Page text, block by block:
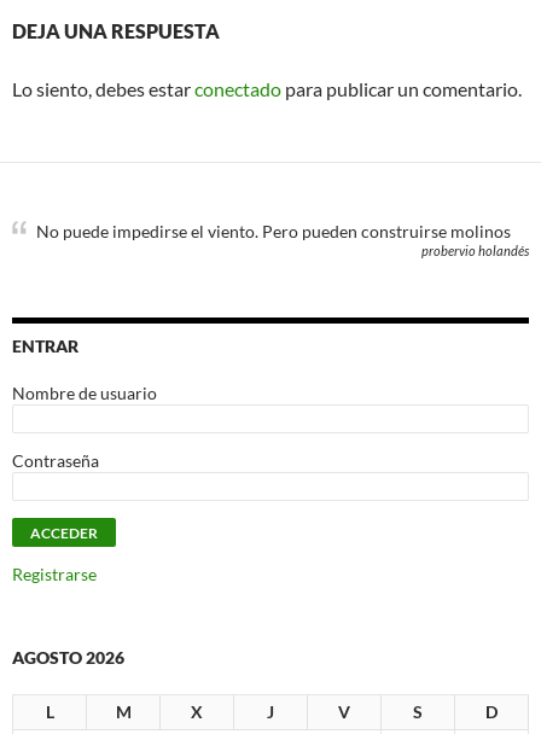
DEJA UNA RESPUESTA
Lo siento, debes estarconectado para publicar un comentario.
No puede impedirse el viento. Pero pueden construirse molinos
probervio holandés
ENTRAR
Nombre de usuario
Contraseña
Registrarse
AGOSTO 2026
L M X J V S
D